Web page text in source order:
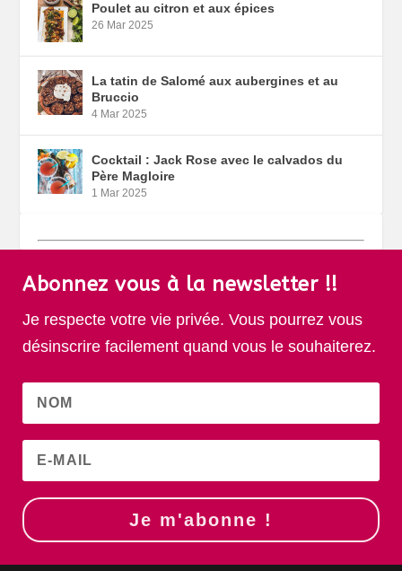
Poulet au citron et aux épices
26 Mar 2025
La tatin de Salomé aux aubergines et au
Bruccio
4 Mar 2025
Cocktail : Jack Rose avec le calvados du
Père Magloire
1 Mar 2025
Abonnez vous à la newsletter !!
Je respecte votre vie privée. Vous pourrez vous
désinscrire facilement quand vous le souhaiterez.
Je m'abonne !